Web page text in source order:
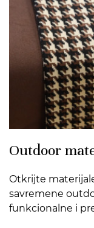
Outdoor
Otkrijte
savremene
funkcionalne i